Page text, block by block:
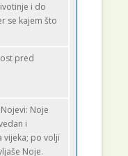
i do
se kajem što
pred
Noje
i
vijeka; po volji
Noje.